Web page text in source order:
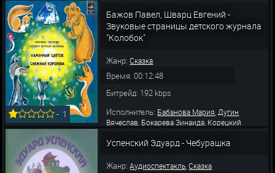
Юрий,Догилева Татьяна ,Лисова Людмила
Долинский Владимир,Белоусов Владимир,
Карнаушкин Александр
- 1
Бажов Павел, Шварц Евгений -
Звуковые страницы детского журнала
"Колобок"
Жанр:Сказка
Время: 00:12:48
Битрейд: 192 kbps
Исполнитель: Бабанова Мария,Дугин
Вячеслав, Бокарева Зинаида, Корецкий
Татьяна,Солонина Ирина,Захарова
Успенский Эдуард - Чебурашка
Жанр:Аудиоспектакль ,Сказка